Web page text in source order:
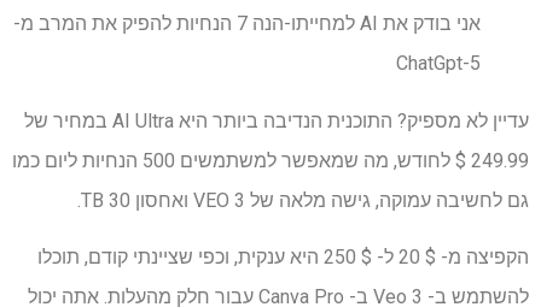
אני בודק את AI למחייתו-הנה 7 הנחיות להפיק את המרב מ-
ChatGpt-5
עדיין לא מספיק? התוכנית הנדיבה ביותר היא AI Ultra במחיר של
249.99 $ לחודש, מה שמאפשר למשתמשים 500 הנחיות ליום כמו
גם לחשיבה עמוקה, גישה מלאה של VEO 3 ואחסון 30 TB.
הקפיצה מ- $ 20 ל- $ 250 היא ענקית, וכפי שציינתי קודם, תוכלו
להשתמש ב- Veo 3 ב- Canva Pro עבור חלק מהעלות. אתה יכול